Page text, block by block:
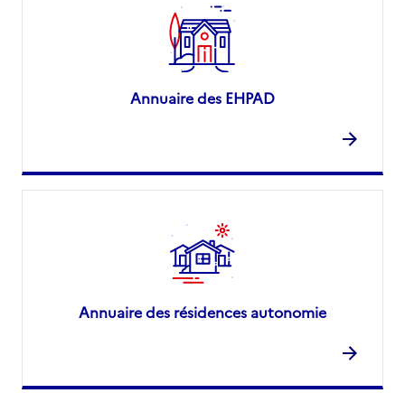
Annuaire des EHPAD
Annuaire des résidences autonomie